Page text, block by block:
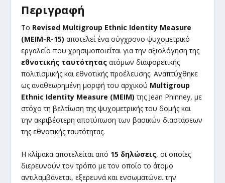
Περιγραφή
Το Revised Multigroup Ethnic Identity Measure
(MEIM-R-15) αποτελεί ένα σύγχρονο ψυχομετρικό
εργαλείο που χρησιμοποιείται για την αξιολόγηση της
εθνοτικής ταυτότητας ατόμων διαφορετικής
πολιτισμικής και εθνοτικής προέλευσης. Αναπτύχθηκε
ως αναθεωρημένη μορφή του αρχικού Multigroup
Ethnic Identity Measure (MEIM) της Jean Phinney, με
στόχο τη βελτίωση της ψυχομετρικής του δομής και
την ακριβέστερη αποτύπωση των βασικών διαστάσεων
της εθνοτικής ταυτότητας.
Η κλίμακα αποτελείται από 15 δηλώσεις, οι οποίες
διερευνούν τον τρόπο με τον οποίο το άτομο
αντιλαμβάνεται, εξερευνά και ενσωματώνει την